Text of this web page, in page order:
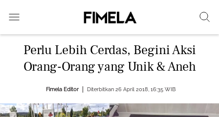
Perlu Lebih Cerdas, Begini Aksi
Orang-Orang yang Unik & Aneh
Fimela Editor Diterbitkan 26 April 2018, 16:35 WIB